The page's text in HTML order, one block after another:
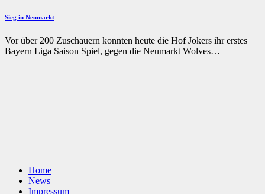
Sieg in Neumarkt
Vor über 200 Zuschauern konnten heute die Hof Jokers ihr erstes
Bayern Liga Saison Spiel, gegen die Neumarkt Wolves…
Home
News
Impressum